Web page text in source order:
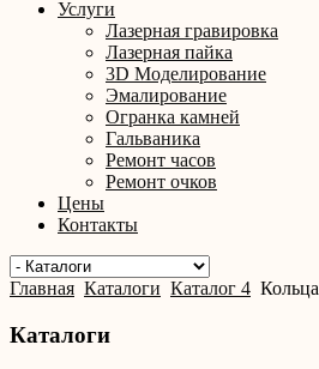
Услуги
Лазерная гравировка
Лазерная пайка
3D Моделирование
Эмалирование
Огранка камней
Гальваника
Ремонт часов
Ремонт очков
Цены
Контакты
Главная Каталоги Каталог 4 Кольца
Каталоги